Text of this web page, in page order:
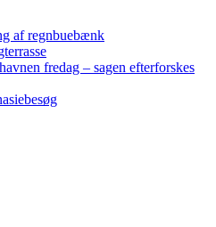
af regnbuebænk
fredag – sagen efterforskes